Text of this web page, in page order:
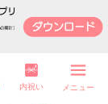
内祝い メニュー